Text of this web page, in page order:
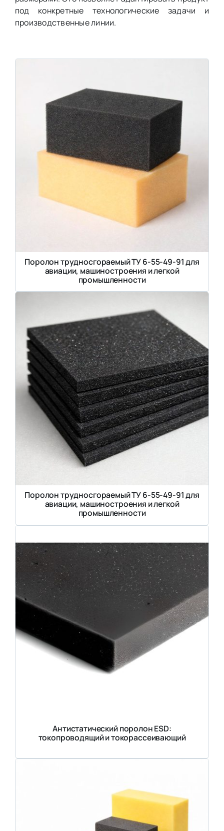
под конкретные технологические задачи и
производственные линии.
Поролон трудносгораемый ТУ 6-55-49-91 для
авиации, машиностроения и легкой
промышленности
Поролон трудносгораемый ТУ 6-55-49-91 для
авиации, машиностроения и легкой
промышленности
Антистатический поролон ESD:
токопроводящий и токорассеивающий